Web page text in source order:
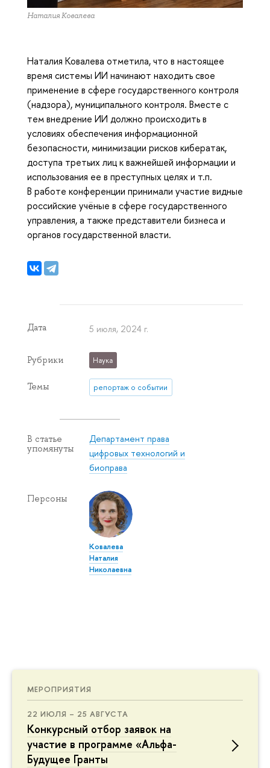
МЕРОПРИЯТИЯ
22 ИЮЛЯ – 25 АВГУСТА
Конкурсный отбор заявок на
участие в программе «Альфа-
Будущее Гранты
Наталия Ковалева
Наталия Ковалева отметила, что в настоящее
время системы ИИ начинают находить свое
применение в сфере государственного контроля
(надзора), муниципального контроля. Вместе с
тем внедрение ИИ должно происходить в
условиях обеспечения информационной
безопасности, минимизации рисков кибератак,
доступа третьих лиц к важнейшей информации и
использования ее в преступных целях и т.п.
В работе конференции принимали участие видные
российские учёные в сфере государственного
управления, а также представители бизнеса и
органов государственной власти.
Дата 5 июля, 2024 г.
Рубрики Наука
Темы репортаж о событии
В статье
упомянуты
Департамент права
цифровых технологий и
биоправа
Персоны
Ковалева
Наталия
Николаевна